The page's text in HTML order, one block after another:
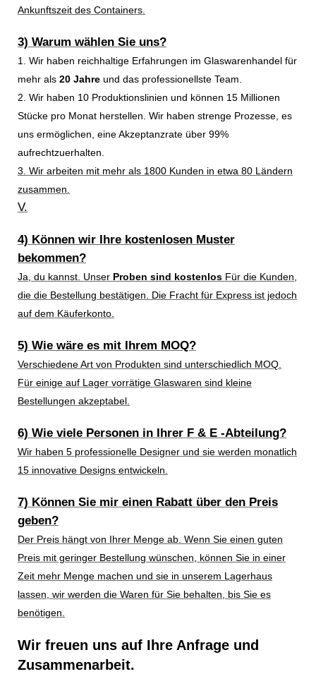
Ankunftszeit des Containers.
3) Warum wählen Sie uns?
1. Wir haben reichhaltige Erfahrungen im Glaswarenhandel für
mehr als 20 Jahre und das professionellste Team.
2. Wir haben 10 Produktionslinien und können 15 Millionen
Stücke pro Monat herstellen. Wir haben strenge Prozesse, es
uns ermöglichen, eine Akzeptanzrate über 99%
aufrechtzuerhalten.
3. Wir arbeiten mit mehr als 1800 Kunden in etwa 80 Ländern
zusammen.
V.
4) Können wir Ihre kostenlosen Muster
bekommen?
Ja, du kannst. Unser Proben sind kostenlos Für die Kunden,
die die Bestellung bestätigen. Die Fracht für Express ist jedoch
auf dem Käuferkonto.
5) Wie wäre es mit Ihrem MOQ?
Verschiedene Art von Produkten sind unterschiedlich MOQ.
Für einige auf Lager vorrätige Glaswaren sind kleine
Bestellungen akzeptabel.
6) Wie viele Personen in Ihrer F & E -Abteilung?
Wir haben 5 professionelle Designer und sie werden monatlich
15 innovative Designs entwickeln.
7) Können Sie mir einen Rabatt über den Preis
geben?
Der Preis hängt von Ihrer Menge ab. Wenn Sie einen guten
Preis mit geringer Bestellung wünschen, können Sie in einer
Zeit mehr Menge machen und sie in unserem Lagerhaus
lassen, wir werden die Waren für Sie behalten, bis Sie es
benötigen.
Wir freuen uns auf Ihre Anfrage und
Zusammenarbeit.